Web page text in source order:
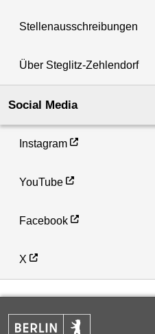
Stellenausschreibungen
Über Steglitz-Zehlendorf
Social Media
Instagram
YouTube
Facebook
X